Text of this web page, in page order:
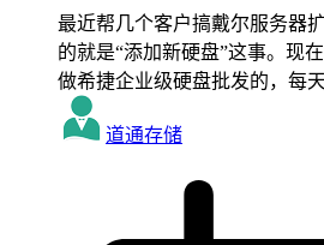
最近帮几个客户搞戴尔服务器
的就是“添加新硬盘”这事。现
做希捷企业级硬盘批发的，每
道通存储